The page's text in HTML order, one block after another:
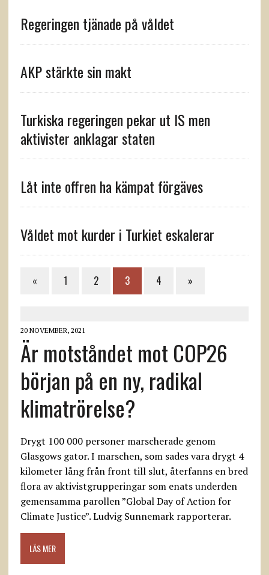
Regeringen tjänade på våldet
AKP stärkte sin makt
Turkiska regeringen pekar ut IS men
aktivister anklagar staten
Låt inte offren ha kämpat förgäves
Våldet mot kurder i Turkiet eskalerar
« 1 2 3 4 »
20 NOVEMBER, 2021
Är motståndet mot COP26
början på en ny, radikal
klimatrörelse?
Drygt 100 000 personer marscherade genom
Glasgows gator. I marschen, som sades vara drygt 4
kilometer lång från front till slut, återfanns en bred
flora av aktivistgrupperingar som enats underden
gemensamma parollen ”Global Day of Action for
Climate Justice”. Ludvig Sunnemark rapporterar.
LÄS MER